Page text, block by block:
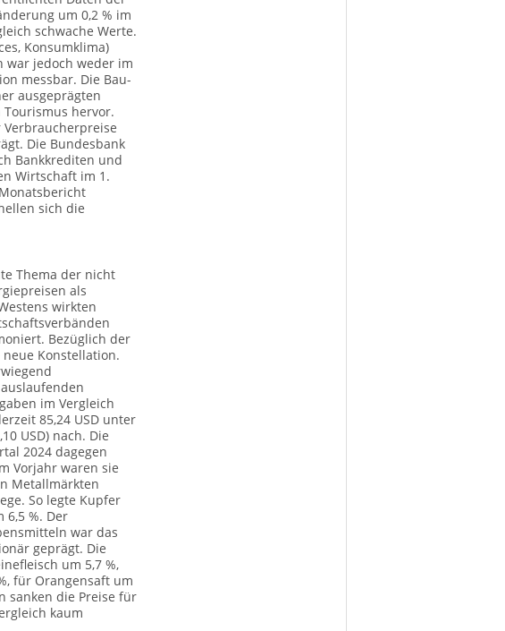
um 0,2 % im
schwache Werte.
Konsumklima)
war jedoch weder im
messbar. Die Bau-
ausgeprägten
Tourismus hervor.
Die Bundesbank
Bankkrediten und
Wirtschaft im 1.
sich die
Thema der nicht
als
wirkten
Bezüglich der
Konstellation.
im Vergleich
85,24 USD unter
USD) nach. Die
2024 dagegen
Vorjahr waren sie
Metallmärkten
So legte Kupfer
%. Der
war das
geprägt. Die
um 5,7 %,
für Orangensaft um
sanken die Preise für
kaum